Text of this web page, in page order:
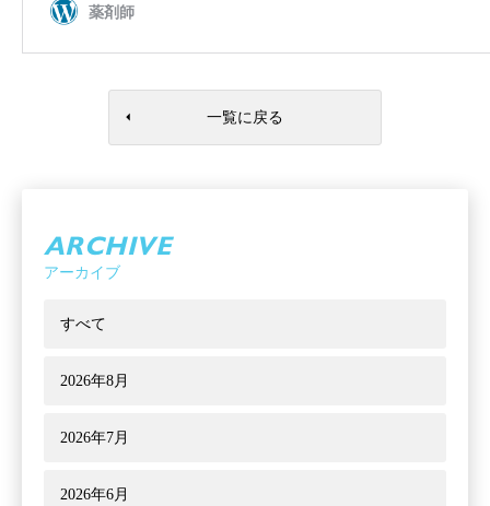
一覧に戻る
ARCHIVE
アーカイブ
すべて
2026年8月
2026年7月
2026年6月